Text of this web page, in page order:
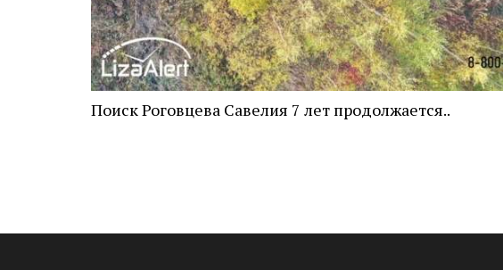
Поиск Роговцева Савелия 7 лет продолжается..